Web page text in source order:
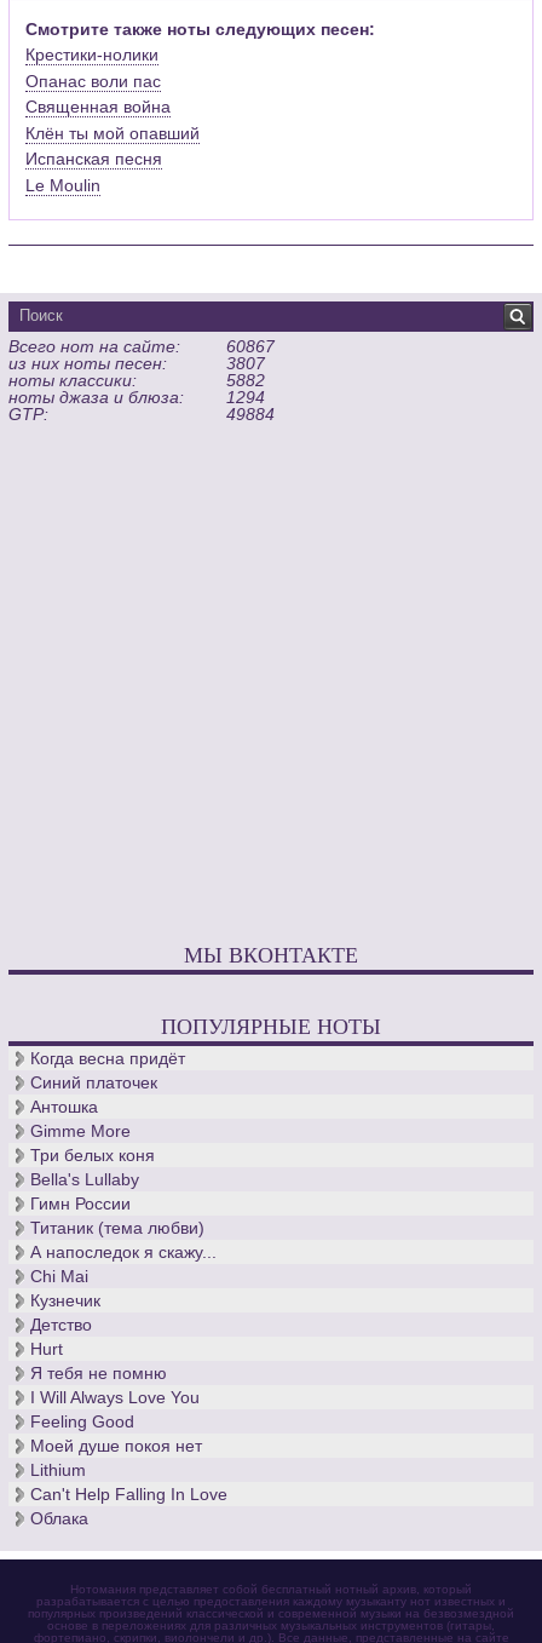
Смотрите также ноты следующих песен:
Крестики-нолики
Опанас воли пас
Священная война
Клён ты мой опавший
Испанская песня
Le Moulin
Всего нот на сайте:
60867
из них ноты песен:
3807
ноты классики:
5882
ноты джаза и блюза:
1294
GTP:
49884
МЫ ВКОНТАКТЕ
ПОПУЛЯРНЫЕ НОТЫ
Когда весна придёт
Синий платочек
Антошка
Gimme More
Три белых коня
Bella's Lullaby
Гимн России
Титаник (тема любви)
А напоследок я скажу...
Chi Mai
Кузнечик
Детство
Hurt
Я тебя не помню
I Will Always Love You
Feeling Good
Моей душе покоя нет
Lithium
Can't Help Falling In Love
Облака
Нотомания представляет собой бесплатный нотный архив, который
разрабатывается с целью предоставления каждому музыканту нот известных и
популярных произведений классической и современной музыки на безвозмездной
основе в переложениях для различных музыкальных инструментов (гитары,
фортепиано, скрипки, виолончели и др.). Все данные, представленные на сайте